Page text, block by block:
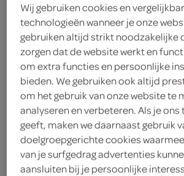
nu 60% korting
Wij gebruiken cookies en
technologieën wanneer je onze
gebruiken altijd strikt noodzakelijke
zorgen dat de website werkt en
om extra functies en persoonlijke
bieden. We gebruiken ook altijd
om het gebruik van onze website te
analyseren en verbeteren. Als je
geeft, maken we daarnaast gebruik
doelgroepgerichte cookies
van je surfgedrag advertenties
aansluiten bij je persoonlijke